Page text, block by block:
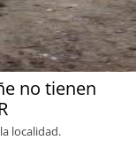
no tienen
localidad.